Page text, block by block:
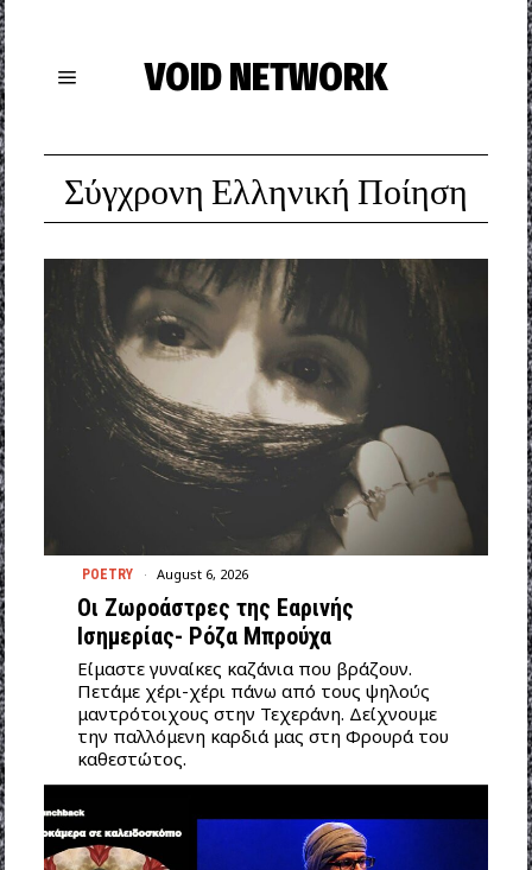
VOID NETWORK
Σύγχρονη Ελληνική Ποίηση
POETRY August 6, 2026
Οι Ζωροάστρες της Εαρινής
Ισημερίας- Ρόζα Μπρούχα
Είμαστε γυναίκες καζάνια που βράζουν.
Πετάμε χέρι-χέρι πάνω από τους ψηλούς
μαντρότοιχους στην Τεχεράνη. Δείχνουμε
την παλλόμενη καρδιά μας στη Φρουρά του
καθεστώτος.